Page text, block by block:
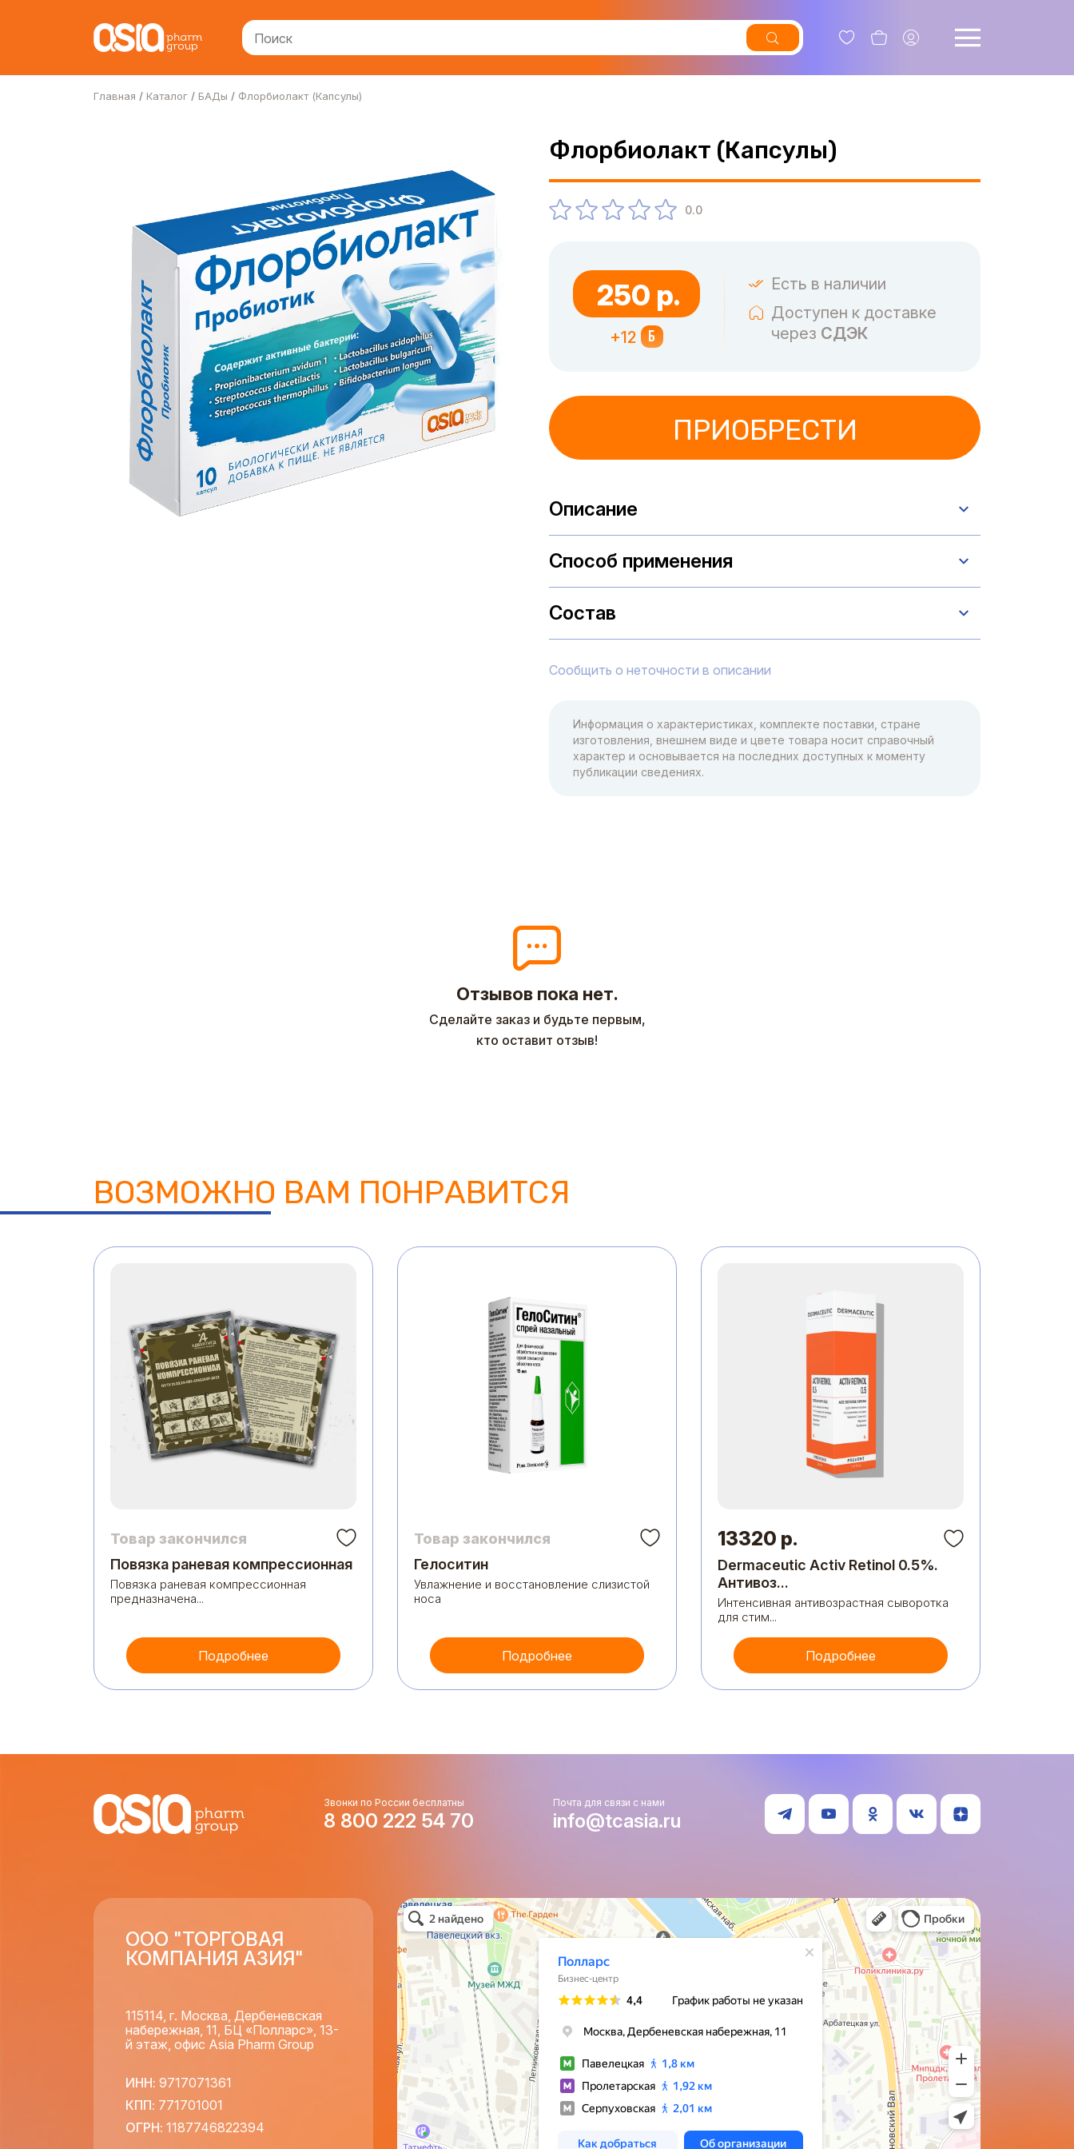
Главная Каталог БАДы Флорбиолакт (Капсулы)
Флорбиолакт (Капсулы)
0.0
250 р.
+12 Б
Есть в наличии
Доступен к доставке
через СДЭК
ПРИОБРЕСТИ
Описание
Способ применения
Состав
Сообщить о неточности в описании
Информация о характеристиках, комплекте поставки, стране
изготовления, внешнем виде и цвете товара носит справочный
характер и основывается на последних доступных к моменту
публикации сведениях.
Отзывов пока нет.
Сделайте заказ и будьте первым,
кто оставит отзыв!
ВОЗМОЖНО ВАМ ПОНРАВИТСЯ
Товар закончился
Повязка раневая компрессионная
Повязка раневая компрессионная
предназначена...
Подробнее
Товар закончился
Гелоситин
Увлажнение и восстановление слизистой
носа
Подробнее
13320 р.
Dermaceutic Activ Retinol 0.5%.
Антивоз...
Интенсивная антивозрастная сыворотка
для стим...
Подробнее
Звонки по России бесплатны
8 800 222 54 70
Почта для связи с нами
info@tcasia.ru
ООО "ТОРГОВАЯ
КОМПАНИЯ АЗИЯ"
115114, г. Москва, Дербеневская
набережная, 11, БЦ «Полларс», 13-
й этаж, офис Asia Pharm Group
ИНН: 9717071361
КПП: 771701001
ОГРН: 1187746822394
Полларс
Бизнес-центр в Москве